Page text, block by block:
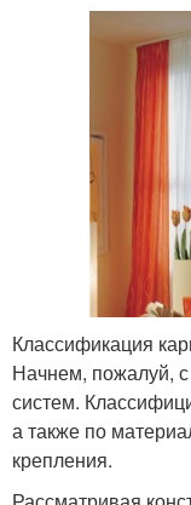
Классификация
Начнем, пожалуй,
систем.
а также по
крепления.